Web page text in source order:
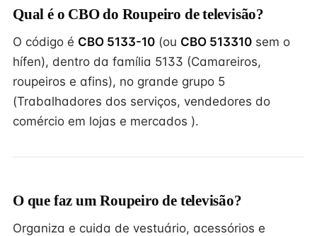
Qual é o CBO do Roupeiro de televisão?
O código é CBO 5133-10 (ou CBO 513310 sem o
hífen), dentro da família 5133 (Camareiros,
roupeiros e afins), no grande grupo 5
(Trabalhadores dos serviços, vendedores do
comércio em lojas e mercados ).
O que faz um Roupeiro de televisão?
Organiza e cuida de vestuário, acessórios e